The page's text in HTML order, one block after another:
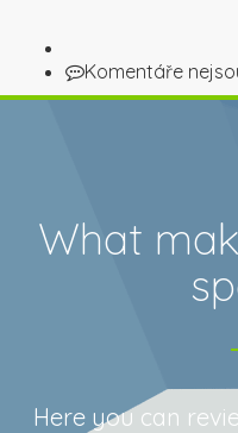
Komentáře
What
Here you can